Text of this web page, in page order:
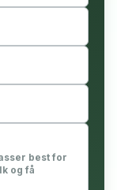
best for
og få